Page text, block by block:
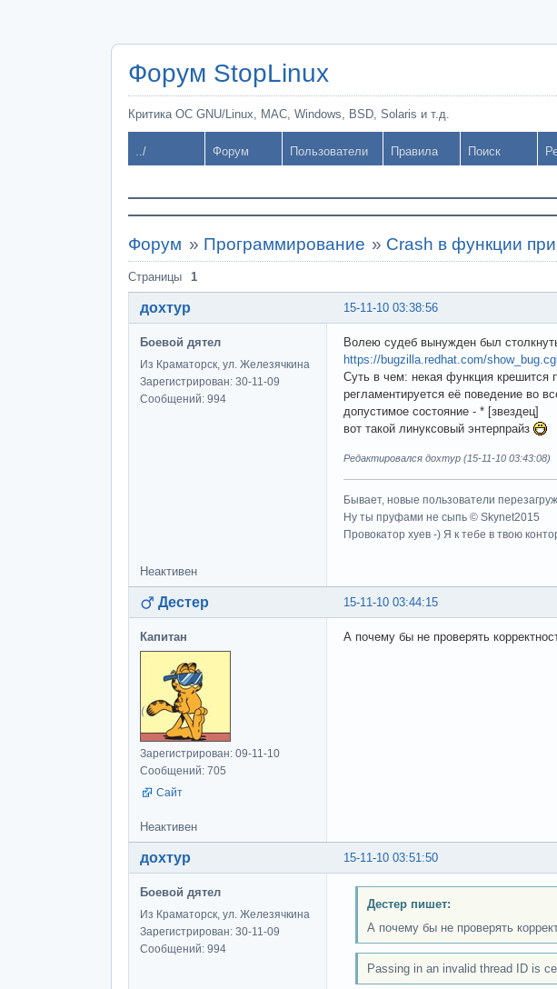
Форум StopLinux
Критика ОС GNU/Linux, MAC, Windows, BSD, Solaris и т.д.
../ Форум Пользователи Правила Поиск
Форум » Программирование » Crash в функции
Страницы 1
15-11-10 03:38:56
дохтур
Боевой дятел
Из Краматорск, ул. Железячкина
Зарегистрирован: 30-11-09
Сообщений: 994
Волею судеб вынужден был
https://bugzilla.redhat.com/
Суть в чем: некая функция крешится
регламентируется её поведение во
допустимое состояние - * [звездец]
вот такой линуксовый энтерпрайз
Редактировался дохтур (15-11-10 03:43:08)
Бывает, новые пользователи
Ну ты пруфами не сыпь © Skynet2015
Провокатор хуев -) Я к тебе в твою
Неактивен
15-11-10 03:44:15
Дестер
Капитан
Зарегистрирован: 09-11-10
Сообщений: 705
Сайт
А почему бы не проверять
Неактивен
15-11-10 03:51:50
дохтур
Боевой дятел
Из Краматорск, ул. Железячкина
Зарегистрирован: 30-11-09
Сообщений: 994
Дестер пишет:
А почему бы не проверять
Passing in an invalid thread ID is